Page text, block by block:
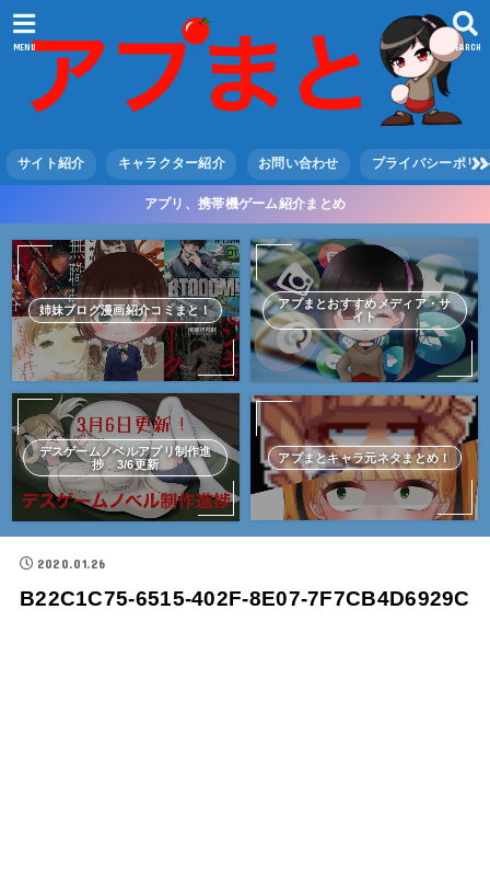
SEARCH
MENU
サイト紹介 キャラクター紹介 お問い合わせ プライバシーポリ
アプリ、携帯機ゲーム紹介まとめ
姉妹ブログ漫画紹介コミまと！
アプまとおすすめメディア・サ
イト
デスゲームノベルアプリ制作進
捗 3/6更新
アプまとキャラ元ネタまとめ！
2020.01.26
B22C1C75-6515-402F-8E07-7F7CB4D6929C